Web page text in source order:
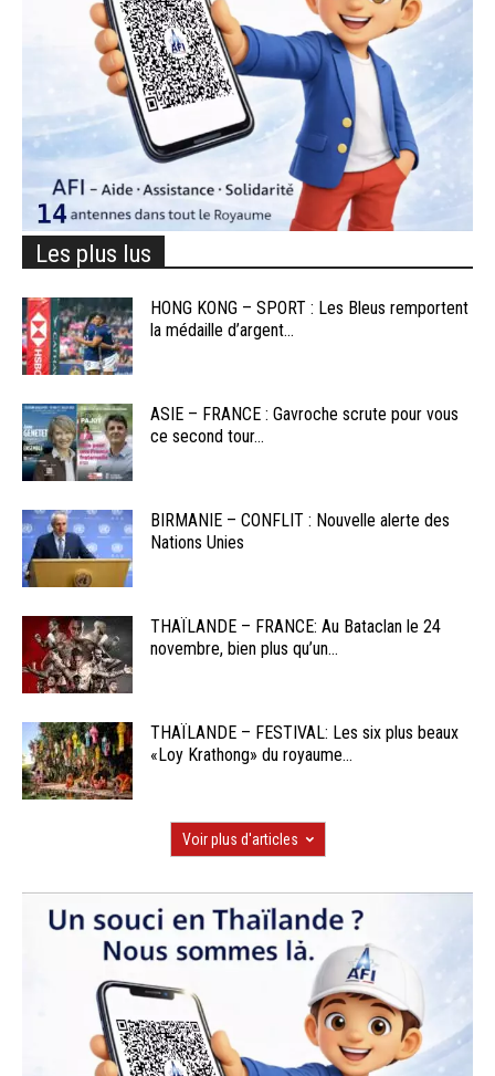
Les plus lus
HONG KONG – SPORT : Les Bleus remportent
la médaille d’argent...
ASIE – FRANCE : Gavroche scrute pour vous
ce second tour...
BIRMANIE – CONFLIT : Nouvelle alerte des
Nations Unies
THAÏLANDE – FRANCE: Au Bataclan le 24
novembre, bien plus qu’un...
THAÏLANDE – FESTIVAL: Les six plus beaux
«Loy Krathong» du royaume...
Voir plus d'articles